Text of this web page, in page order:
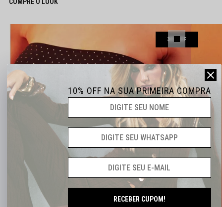
30% OFF
10% OFF NA SUA PRIMEIRA COMPRA
RECEBER CUPOM!